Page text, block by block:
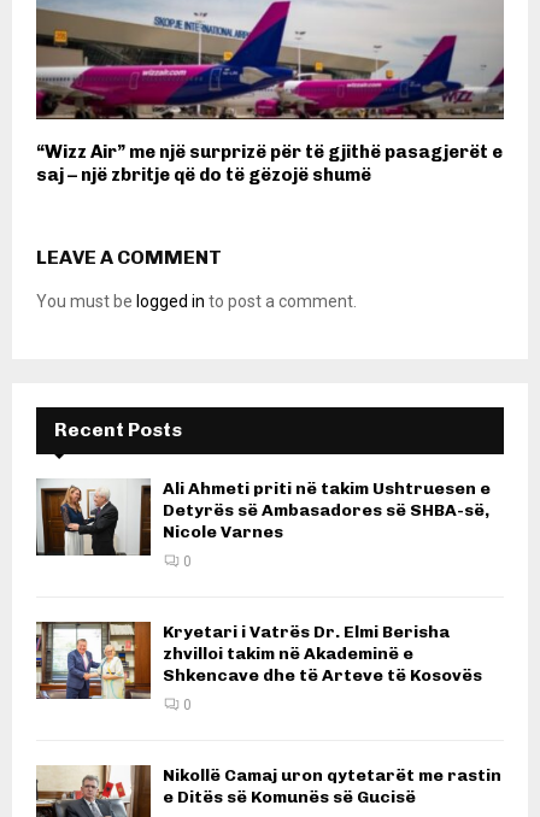
“Wizz Air” me një surprizë për të gjithë pasagjerët e
saj – një zbritje që do të gëzojë shumë
LEAVE A COMMENT
You must be logged in to post a comment.
Recent Posts
Ali Ahmeti priti në takim Ushtruesen e
Detyrës së Ambasadores së SHBA-së,
Nicole Varnes
0
Kryetari i Vatrës Dr. Elmi Berisha
zhvilloi takim në Akademinë e
Shkencave dhe të Arteve të Kosovës
0
Nikollë Camaj uron qytetarët me rastin
e Ditës së Komunës së Gucisë